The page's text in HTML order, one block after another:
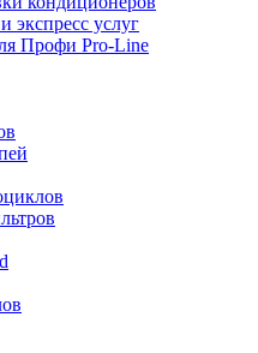
экспресс услуг
Профи Pro-Line